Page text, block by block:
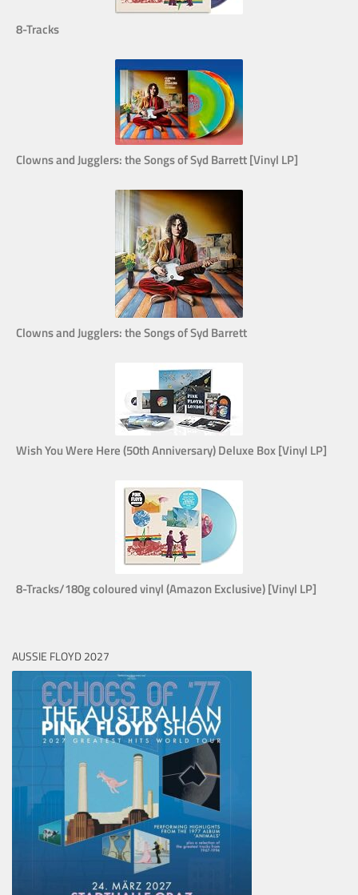
8-Tracks
Clowns and Jugglers: the Songs of Syd Barrett [Vinyl LP]
Clowns and Jugglers: the Songs of Syd Barrett
Wish You Were Here (50th Anniversary) Deluxe Box [Vinyl LP]
8-Tracks/180g coloured vinyl (Amazon Exclusive) [Vinyl LP]
AUSSIE FLOYD 2027